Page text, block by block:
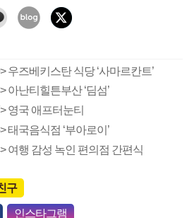
우즈베키스탄 식당 ‘사마르칸트’
아난티힐튼부산 ‘딤섬’
영국 애프터눈티
태국음식점 ‘부아로이’
여행 감성 녹인 편의점 간편식
구
인스타그램